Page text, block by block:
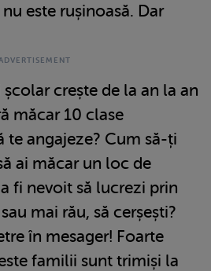
este rușinoasă. Dar
crește de la an la an
măcar 10 clase
te angajeze? Cum să-ți
ai măcar un loc de
fi nevoit să lucrezi prin
mai rău, să cerșești?
în mesager! Foarte
familii sunt trimiși la